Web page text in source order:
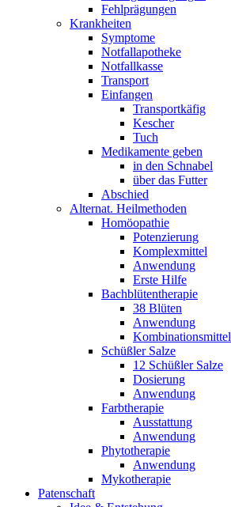
Fehlprägungen
Krankheiten
Symptome
Notfallapotheke
Notfallkasse
Transport
Einfangen
Transportkäfig
Kescher
Tuch
Medikamente geben
in den Schnabel
über das Futter
Abschied
Alternat. Heilmethoden
Homöopathie
Potenzierung
Komplexmittel
Anwendung
Erste Hilfe
Bachblütentherapie
38 Blüten
Anwendung
Kombinationsmittel
Schüßler Salze
12 Schüßler Salze
Dosierung
Anwendung
Farbtherapie
Ausstattung
Anwendung
Phytotherapie
Anwendung
Mykotherapie
Patenschaft